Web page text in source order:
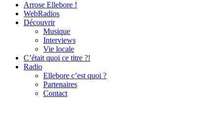
Arrose Ellebore !
WebRadios
Découvrir
Musique
Interviews
Vie locale
C’était quoi ce titre ?!
Radio
Ellebore c’est quoi ?
Partenaires
Contact